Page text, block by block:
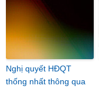
Nghị quyết HĐQT
thống nhất thông qua